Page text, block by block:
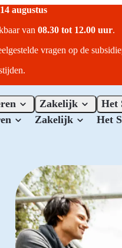
augustus
van 08.30 tot 12.00 uur.
vragen op de
Zakelijk
Zakelijk
Het
Het